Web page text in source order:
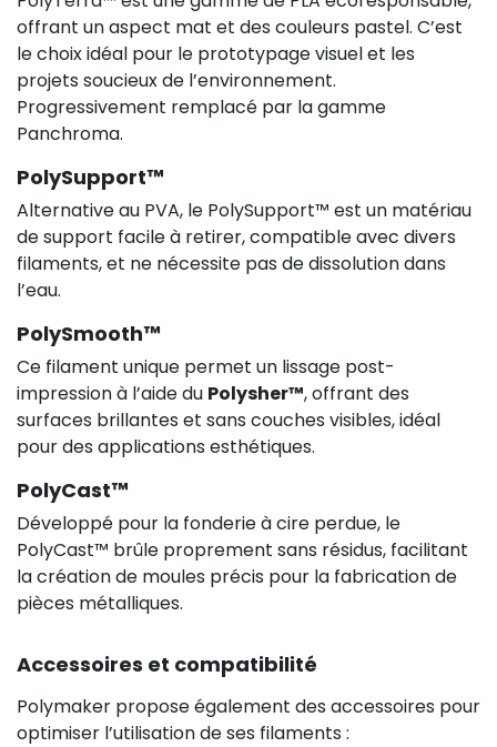
offrant un aspect mat et des couleurs pastel. C’est
le choix idéal pour le prototypage visuel et les
projets soucieux de l’environnement.
Progressivement remplacé par la gamme
Panchroma.
PolySupport™
Alternative au PVA, le PolySupport™ est un matériau
de support facile à retirer, compatible avec divers
filaments, et ne nécessite pas de dissolution dans
l’eau.
PolySmooth™
Ce filament unique permet un lissage post-
impression à l’aide du Polysher™, offrant des
surfaces brillantes et sans couches visibles, idéal
pour des applications esthétiques.
PolyCast™
Développé pour la fonderie à cire perdue, le
PolyCast™ brûle proprement sans résidus, facilitant
la création de moules précis pour la fabrication de
pièces métalliques.
Accessoires et compatibilité
Polymaker propose également des accessoires pour
optimiser l’utilisation de ses filaments :